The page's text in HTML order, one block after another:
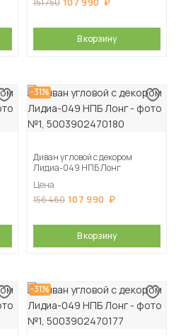
151 750
В корзину
-31%
Диван угловой с декором
Лидиа-049 НПБ Лонг
Цена
156 460 107 990
В корзину
-31%